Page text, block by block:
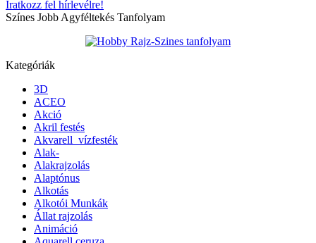
Iratkozz fel hírlevélre!
Színes Jobb Agyféltekés Tanfolyam
Kategóriák
3D
ACEO
Akció
Akril festés
Akvarell_vízfesték
Alak-
Alakrajzolás
Alaptónus
Alkotás
Alkotói Munkák
Állat rajzolás
Animáció